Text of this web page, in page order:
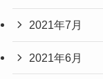
2021年7月
2021年6月